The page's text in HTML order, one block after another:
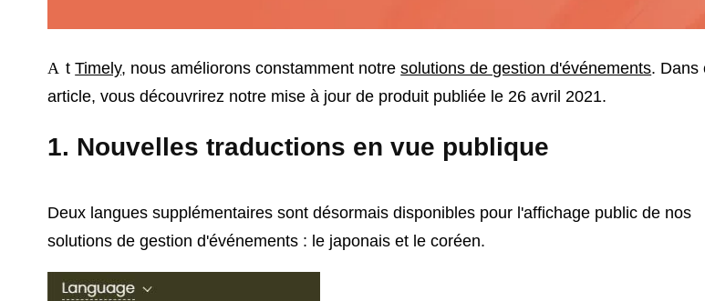
AtTimely, nous améliorons constamment notresolutions de gestion d'événements. Dans
article, vous découvrirez notre mise à jour de produit publiée le 26 avril 2021.
1. Nouvelles traductions en vue publique
Deux langues supplémentaires sont désormais disponibles pour l'affichage public de nos
solutions de gestion d'événements : le japonais et le coréen.